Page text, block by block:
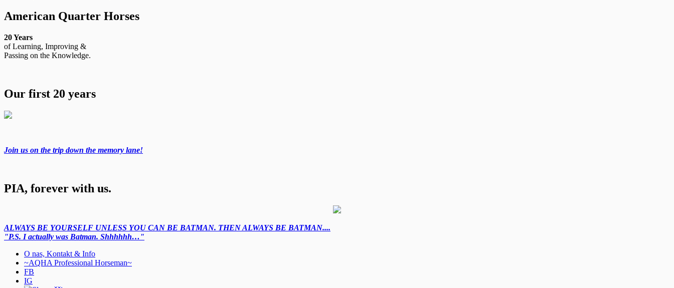
American Quarter Horses
20 Years
of Learning, Improving &
Passing on the Knowledge.
Our first 20 years
Join us on the trip down the memory lane!
PIA, forever with us.
ALWAYS BE YOURSELF UNLESS YOU CAN BE BATMAN. THEN ALWAYS BE BATMAN....
"P.S. I actually was Batman. Shhhhhh…"
O nas, Kontakt & Info
~AQHA Professional Horseman~
FB
IG